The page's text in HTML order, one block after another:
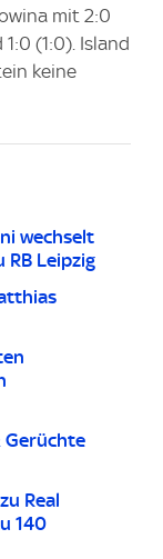
mit 2:0
(1:0). Island
keine
wechselt
Leipzig
Gerüchte
Real
140